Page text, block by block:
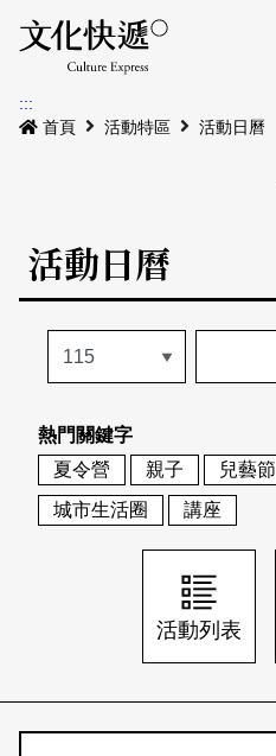
最新公告
本期專題
歷史專題
活動特區
活動列表
地圖搜尋
關於我們
關於我們
刊物索取地點
會員基本資料
刊登活動
網站導覽
日本語
:::
首頁
活動特區 活動日曆
活動日曆
熱門關鍵字
夏令營
親子 兒藝節
城市生活圈
講座
活動列表